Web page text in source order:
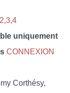
uniquement
CONNEXION
Corthésy,